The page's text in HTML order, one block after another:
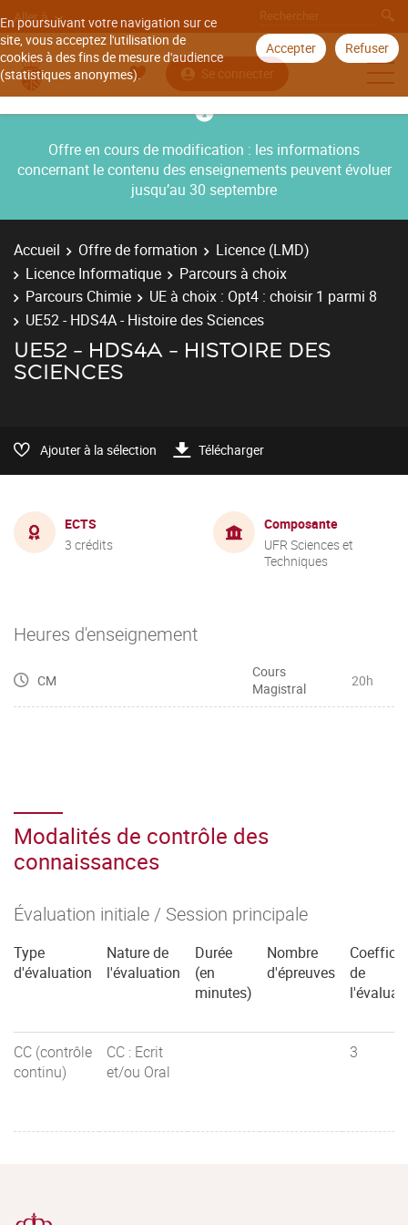
En poursuivant votre navigation sur ce
site, vous acceptez l'utilisation de
cookies à des fins de mesure d'audience
(statistiques anonymes).
Accepter Refuser
Aller à
Se connecter
Offre en cours de modification : les informations
concernant le contenu des enseignements peuvent évoluer
jusqu’au 30 septembre
Accueil Offre de formation
Licence (LMD)
Licence Informatique
Parcours à choix
Parcours Chimie
UE à choix : Opt4 : choisir 1 parmi 8
UE52 - HDS4A - Histoire des Sciences
UE52 - HDS4A - HISTOIRE DES
SCIENCES
Ajouter à la sélection Télécharger
ECTS
3 crédits
Composante
UFR Sciences et
Techniques
Heures d'enseignement
CM
Cours
Magistral
20h
Modalités de contrôle des
connaissances
Évaluation initiale / Session principale
Type
d'évaluation
Nature de
l'évaluation
Durée
(en
minutes)
Nombre
d'épreuves
de
CC (contrôle
continu)
CC : Ecrit
et/ou Oral
3